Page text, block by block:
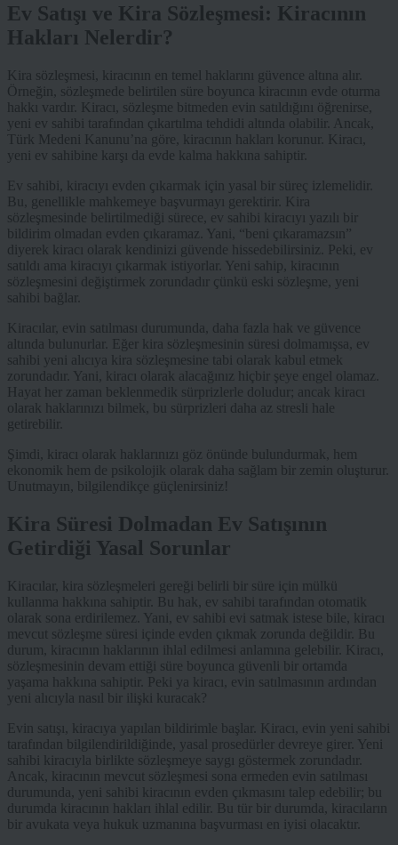
Ev Satışı ve Kira Sözleşmesi: Kiracının
Hakları Nelerdir?
Kira sözleşmesi, kiracının en temel haklarını güvence altına alır.
Örneğin, sözleşmede belirtilen süre boyunca kiracının evde oturma
hakkı vardır. Kiracı, sözleşme bitmeden evin satıldığını öğrenirse,
yeni ev sahibi tarafından çıkartılma tehdidi altında olabilir. Ancak,
Türk Medeni Kanunu’na göre, kiracının hakları korunur. Kiracı,
yeni ev sahibine karşı da evde kalma hakkına sahiptir.
Ev sahibi, kiracıyı evden çıkarmak için yasal bir süreç izlemelidir.
Bu, genellikle mahkemeye başvurmayı gerektirir. Kira
sözleşmesinde belirtilmediği sürece, ev sahibi kiracıyı yazılı bir
bildirim olmadan evden çıkaramaz. Yani, “beni çıkaramazsın”
diyerek kiracı olarak kendinizi güvende hissedebilirsiniz. Peki, ev
satıldı ama kiracıyı çıkarmak istiyorlar. Yeni sahip, kiracının
sözleşmesini değiştirmek zorundadır çünkü eski sözleşme, yeni
sahibi bağlar.
Kiracılar, evin satılması durumunda, daha fazla hak ve güvence
altında bulunurlar. Eğer kira sözleşmesinin süresi dolmamışsa, ev
sahibi yeni alıcıya kira sözleşmesine tabi olarak kabul etmek
zorundadır. Yani, kiracı olarak alacağınız hiçbir şeye engel olamaz.
Hayat her zaman beklenmedik sürprizlerle doludur; ancak kiracı
olarak haklarınızı bilmek, bu sürprizleri daha az stresli hale
getirebilir.
Şimdi, kiracı olarak haklarınızı göz önünde bulundurmak, hem
ekonomik hem de psikolojik olarak daha sağlam bir zemin oluşturur.
Unutmayın, bilgilendikçe güçlenirsiniz!
Kira Süresi Dolmadan Ev Satışının
Getirdiği Yasal Sorunlar
Kiracılar, kira sözleşmeleri gereği belirli bir süre için mülkü
kullanma hakkına sahiptir. Bu hak, ev sahibi tarafından otomatik
olarak sona erdirilemez. Yani, ev sahibi evi satmak istese bile, kiracı
mevcut sözleşme süresi içinde evden çıkmak zorunda değildir. Bu
durum, kiracının haklarının ihlal edilmesi anlamına gelebilir. Kiracı,
sözleşmesinin devam ettiği süre boyunca güvenli bir ortamda
yaşama hakkına sahiptir. Peki ya kiracı, evin satılmasının ardından
yeni alıcıyla nasıl bir ilişki kuracak?
Evin satışı, kiracıya yapılan bildirimle başlar. Kiracı, evin yeni sahibi
tarafından bilgilendirildiğinde, yasal prosedürler devreye girer. Yeni
sahibi kiracıyla birlikte sözleşmeye saygı göstermek zorundadır.
Ancak, kiracının mevcut sözleşmesi sona ermeden evin satılması
durumunda, yeni sahibi kiracının evden çıkmasını talep edebilir; bu
durumda kiracının hakları ihlal edilir. Bu tür bir durumda, kiracıların
bir avukata veya hukuk uzmanına başvurması en iyisi olacaktır.